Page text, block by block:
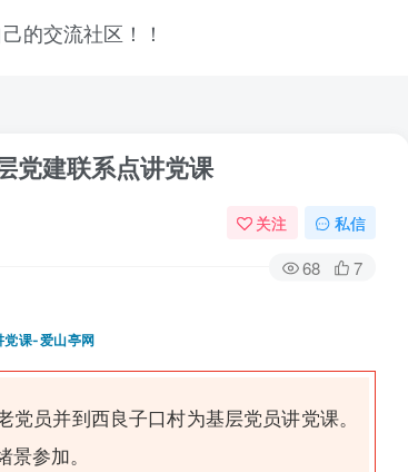
党建联系点讲党课
关注 私信
68 7
员并到西良子口村为基层党员讲党课。
参加。